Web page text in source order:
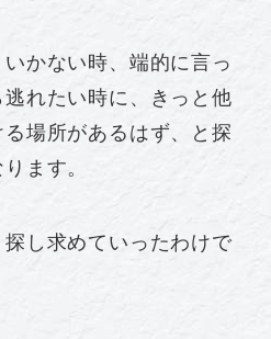
かない時、端的に言っ
れたい時に、きっと他
場所があるはず、と探
ます。
し求めていったわけで